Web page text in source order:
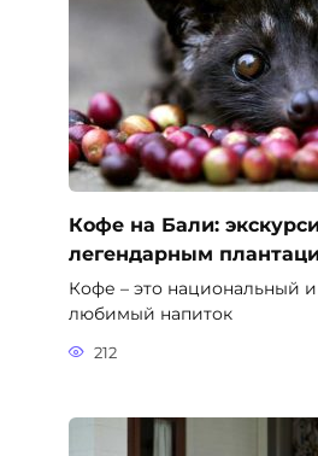
Кофе на Бали:
легендарным
Кофе – это национальный
любимый напиток
212